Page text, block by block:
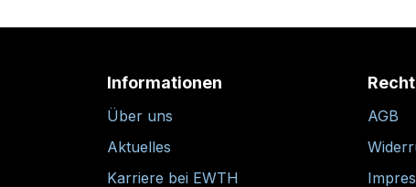
Informationen
Über uns
Aktuelles
Karriere bei EWTH
AGB